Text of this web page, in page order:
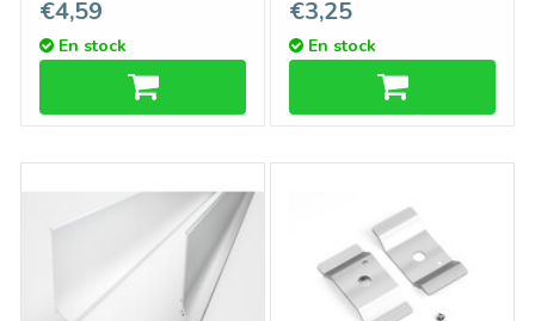
€4,59
En stock
de deux
€3,25
En stock